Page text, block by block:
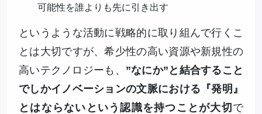
可能性を誰よりも先に引き出す
というような活動に戦略的に取り組んで行くこ
とは大切ですが、希少性の高い資源や新規性の
高いテクノロジーも、 ”なにか”と結合すること
でしかイノベーションの文脈における『発明』
とはならないという認識を持つことが大切 で